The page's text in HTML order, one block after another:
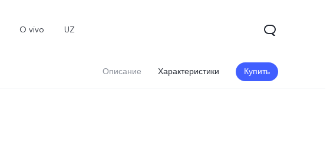
O vivo UZ
Описание Характеристики Купить